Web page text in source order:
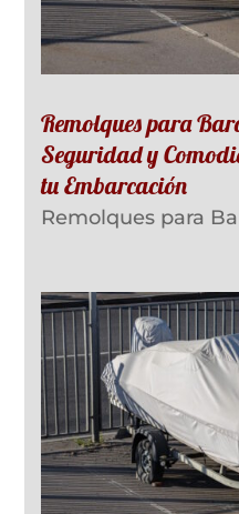
Remolques para
Seguridad y
tu Embarcación
Remolques para